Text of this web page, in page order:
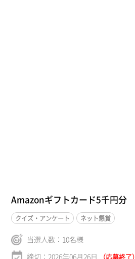
Amazonギフトカード5千円分
クイズ・アンケート ネット懸賞
当選人数： 10名様
締切：2026年06月26日
（応募終了）